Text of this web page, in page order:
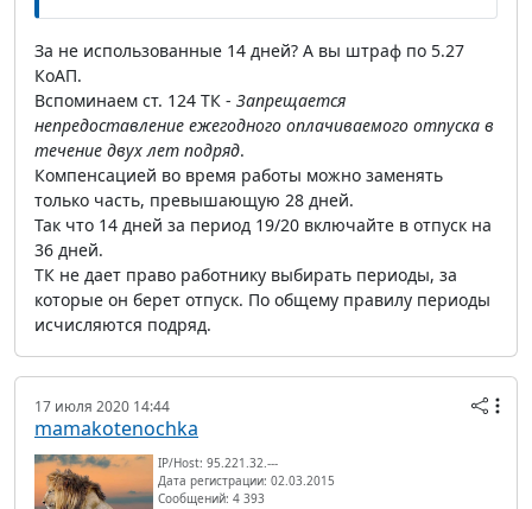
За не использованные 14 дней? А вы штраф по 5.27
КоАП.
Вспоминаем ст. 124 ТК - Запрещается
непредоставление ежегодного оплачиваемого отпуска в
течение двух лет подряд.
Компенсацией во время работы можно заменять
только часть, превышающую 28 дней.
Так что 14 дней за период 19/20 включайте в отпуск на
36 дней.
ТК не дает право работнику выбирать периоды, за
которые он берет отпуск. По общему правилу периоды
исчисляются подряд.
17 июля 2020 14:44
mamakotenochka
IP/Host: 95.221.32.---
Дата регистрации: 02.03.2015
Сообщений: 4 393